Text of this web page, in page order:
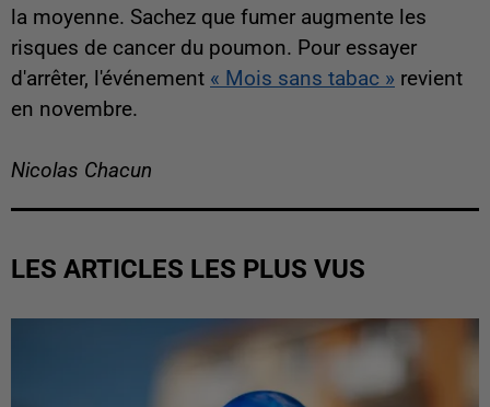
la moyenne. Sachez que fumer augmente les
risques de cancer du poumon. Pour essayer
d'arrêter, l'événement « Mois sans tabac » revient
en novembre.
Nicolas Chacun
LES ARTICLES LES PLUS VUS